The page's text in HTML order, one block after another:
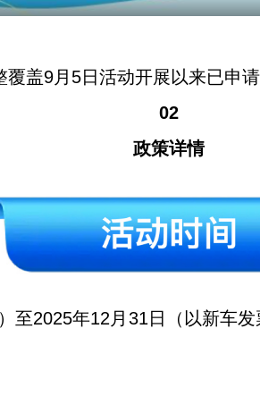
覆盖9月5日活动开展以来已申请
02
政策详情
至2025年12月31日（以新车